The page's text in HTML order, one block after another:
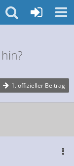
1. offizieller Beitrag